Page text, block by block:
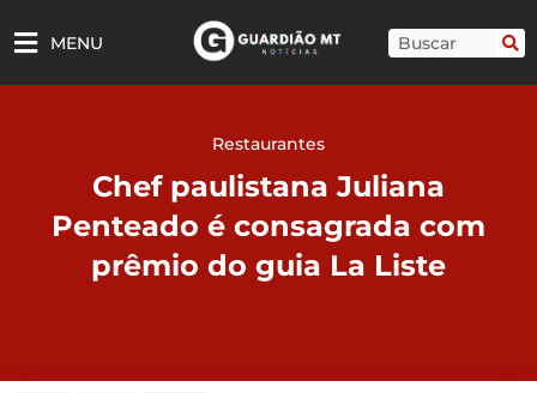
para
MENU Pesquisar
Restaurantes
Chef paulistana Juliana
Penteado é consagrada com
prêmio do guia La Liste